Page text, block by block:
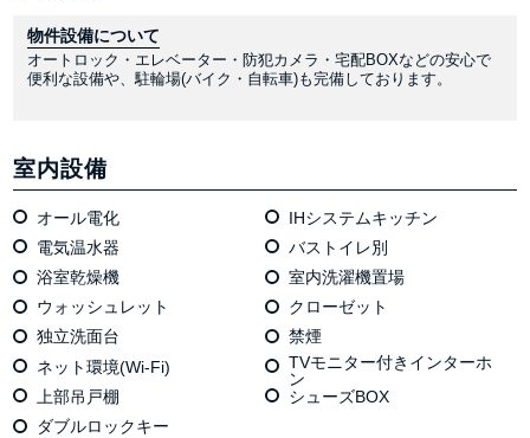
物件設備について
オートロック・エレベーター・防犯カメラ・宅配BOXなどの安心で
便利な設備や、駐輪場(バイク・自転車)も完備しております。
室内設備
オール電化
IHシステムキッチン
電気温⽔器
バストイレ別
浴室乾燥機
室内洗濯機置場
ウォッシュレット
クローゼット
独⽴洗⾯台
禁煙
ネット環境(Wi-Fi)
TVモニター付きインターホ
ン
上部吊戸棚
シューズBOX
ダブルロックキー